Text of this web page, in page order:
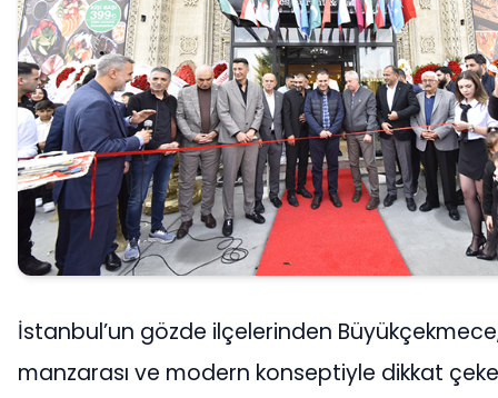
İstanbul’un gözde ilçelerinden
manzarası ve modern konseptiyle dikkat